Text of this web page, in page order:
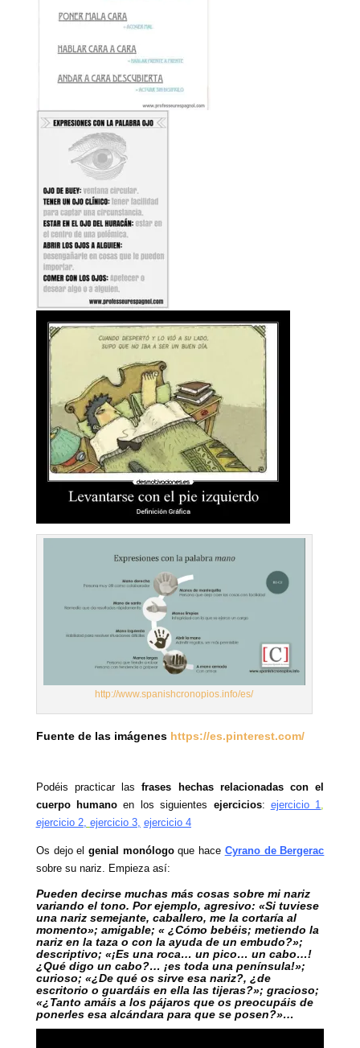
http://www.spanishcronopios.info/es/
Fuente de las imágenes https://es.pinterest.com/
Podéis practicar lasfrases hechas relacionadas con el
cuerpo humano en los siguientes ejercicios: ejercicio 1
ejercicio 2, ejercicio 3, ejercicio 4
Os dejo el genial monólogoque hace Cyrano de Bergerac
sobre su nariz. Empieza así:
Pueden decirse muchas más cosas sobre mi nariz
variando el tono. Por ejemplo, agresivo: «Si tuviese
una nariz semejante, caballero, me la cortaría al
momento»; amigable; « ¿Cómo bebéis; metiendo la
nariz en la taza o con la ayuda de un embudo?»;
descriptivo; «¡Es una roca… un pico… un cabo…!
¿Qué digo un cabo?… ¡es toda una península!»;
curioso; «¿De qué os sirve esa nariz?, ¿de
escritorio o guar­dáis en ella las tijeras?»; gracioso;
«¿Tanto amáis a los pájaros que os preocupáis de
ponerles esa alcándara para que se posen?»…